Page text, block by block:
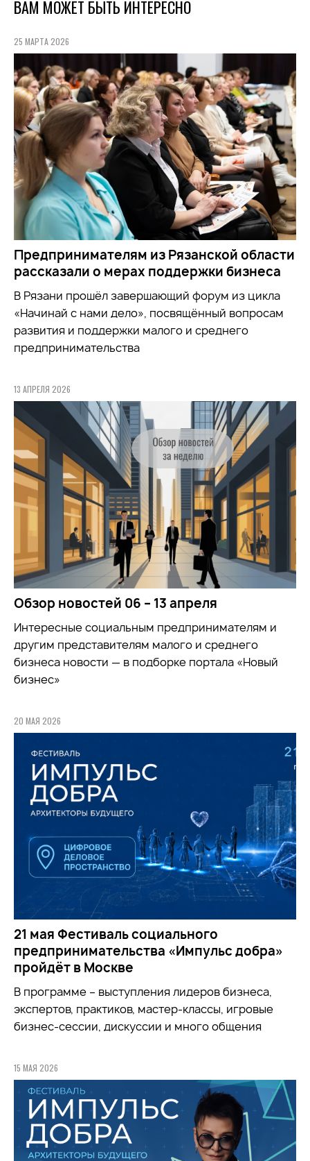
ВАМ МОЖЕТ БЫТЬ ИНТЕРЕСНО
25 МАРТА 2026
Предпринимателям из Рязанской области
рассказали о мерах поддержки бизнеса
В Рязани прошёл завершающий форум из цикла
«Начинай с нами дело», посвящённый вопросам
развития и поддержки малого и среднего
предпринимательства
13 АПРЕЛЯ 2026
Обзор новостей 06 – 13 апреля
Интересные социальным предпринимателям и
другим представителям малого и среднего
бизнеса новости — в подборке портала «Новый
бизнес»
20 МАЯ 2026
21 мая Фестиваль социального
предпринимательства «Импульс добра»
пройдёт в Москве
В программе – выступления лидеров бизнеса,
экспертов, практиков, мастер-классы, игровые
бизнес-сессии, дискуссии и много общения
15 МАЯ 2026